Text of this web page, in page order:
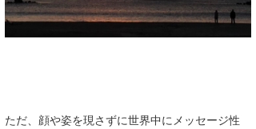
ただ、顔や姿を現さずに世界中にメッセージ性
たっちー
三輪予報士